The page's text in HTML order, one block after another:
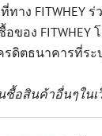
าง FITWHEY
ของ
ดิตธนาคารที่ระ
อสินค้าอื่นๆในเ